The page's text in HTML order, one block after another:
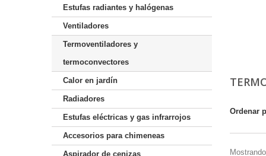
Estufas radiantes y halógenas
Ventiladores
Termoventiladores y
termoconvectores
Calor en jardín
Radiadores
Estufas eléctricas y gas infrarrojos
Accesorios para chimeneas
Aspirador de cenizas
Ordenar